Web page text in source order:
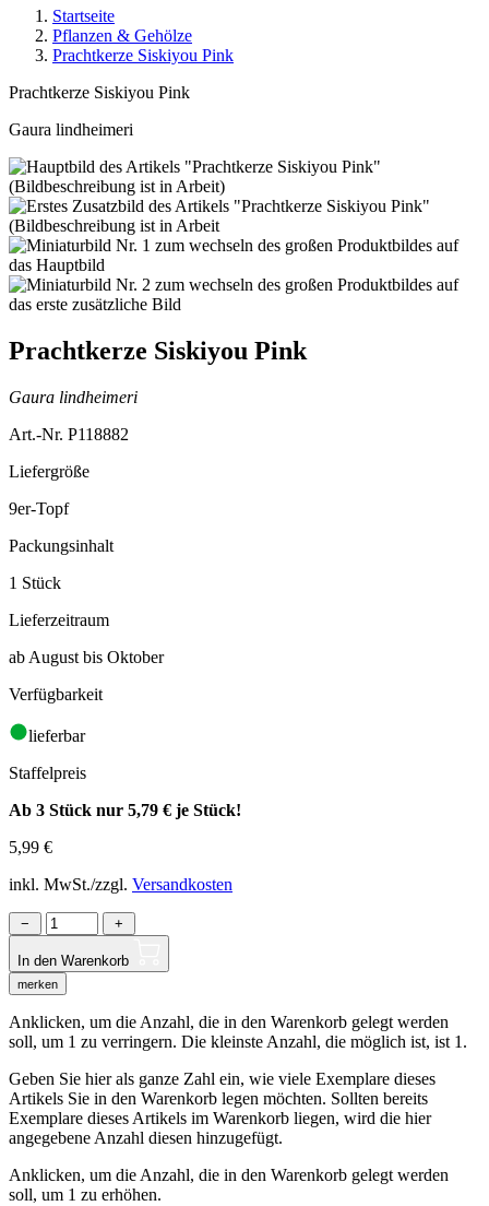
Startseite
Pflanzen & Gehölze
Prachtkerze Siskiyou Pink
Prachtkerze Siskiyou Pink
Gaura lindheimeri
Prachtkerze Siskiyou Pink
Gaura lindheimeri
Art.-Nr. P118882
Liefergröße
9er-Topf
Packungsinhalt
1 Stück
Lieferzeitraum
ab August bis Oktober
Verfügbarkeit
lieferbar
Staffelpreis
Ab 3 Stück nur 5,79 € je Stück!
5,99 €
inkl. MwSt./zzgl. Versandkosten
− +
In den Warenkorb
merken
Anklicken, um die Anzahl, die in den Warenkorb gelegt werden
soll, um 1 zu verringern. Die kleinste Anzahl, die möglich ist, ist 1.
Geben Sie hier als ganze Zahl ein, wie viele Exemplare dieses
Artikels Sie in den Warenkorb legen möchten. Sollten bereits
Exemplare dieses Artikels im Warenkorb liegen, wird die hier
angegebene Anzahl diesen hinzugefügt.
Anklicken, um die Anzahl, die in den Warenkorb gelegt werden
soll, um 1 zu erhöhen.